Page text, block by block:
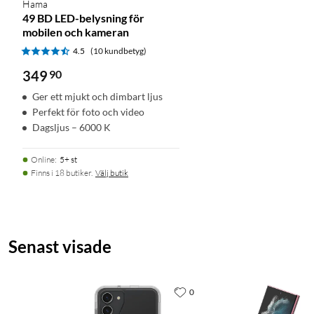
Hama
49 BD LED-belysning för
mobilen och kameran
4.5 (10 kundbetyg)
349 90
Ger ett mjukt och dimbart ljus
Perfekt för foto och video
Dagsljus – 6000 K
Online: 5+ st
Finns i 18 butiker. Välj butik
Senast visade
0